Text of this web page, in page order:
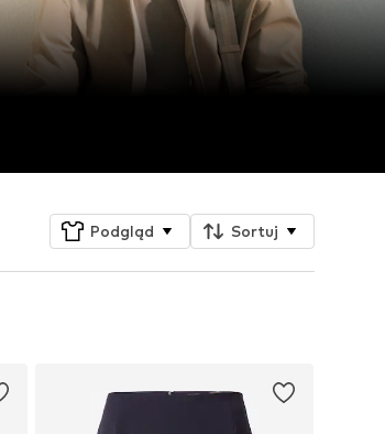
Podgląd Sortuj